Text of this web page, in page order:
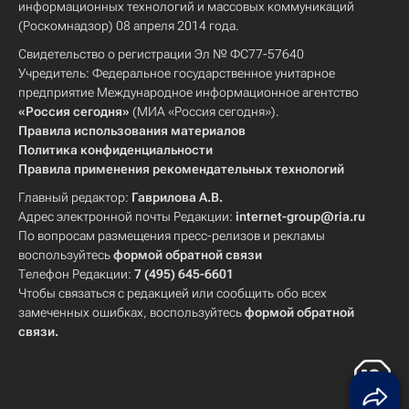
информационных технологий и массовых коммуникаций
(Роскомнадзор) 08 апреля 2014 года.
Свидетельство о регистрации Эл № ФС77-57640
Учредитель: Федеральное государственное унитарное
предприятие Международное информационное агентство
«Россия сегодня» (МИА «Россия сегодня»).
Правила использования материалов
Политика конфиденциальности
Правила применения рекомендательных технологий
Главный редактор: Гаврилова А.В.
Адрес электронной почты Редакции: internet-group@ria.ru
По вопросам размещения пресс-релизов и рекламы
воспользуйтесьформой обратной связи
Телефон Редакции: 7 (495) 645-6601
Чтобы связаться с редакцией или сообщить обо всех
замеченных ошибках, воспользуйтесьформой обратной
связи.